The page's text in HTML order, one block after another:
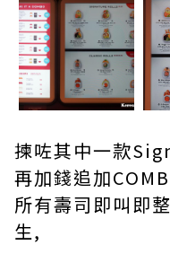
揀咗其中一款
再加錢追加
所有壽司即叫即
生,